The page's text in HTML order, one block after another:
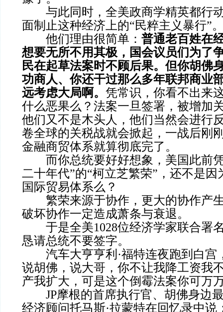
与此同时，全美政商学精英都行
面制止这种经济上的“民粹主义暴行”
他们理由很简单： 普通老百姓在
想要无所不用其极，国会议员们为了
民在起草法案时不顾后果。但你胡佛
功商人、你还干过那么多年联邦商业
远考虑大局啊。 凭常识，你看不出来
什么恶果么？法案一旦签署，被增加
他们又不是木头人，他们当然会进行
卷全球的关税战就会掀起，一战后刚
金融商贸体系就算彻底完了。
而你总统要好好想象，美国此前凭
二十年代”的“柯立芝繁荣”，还不是
国际贸易体系么？
繁荣来源于协作，更大的协作产
破坏协作一定造成萧条与衰退。
于是全美1028位经济学家联合署
恳请总统不要签字。
汽车大亨亨利·福特连夜跑到白宫
说胡佛，说大哥，你不让我降工资我
产我扩大，可是这个倒霉法案你可万
JP摩根的首席执行官、胡佛身边
经济顾问托马斯·拉蒙特在回忆录中说